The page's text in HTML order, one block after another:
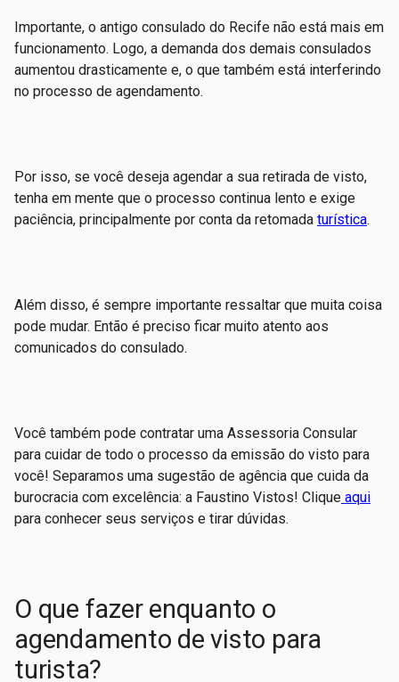
Importante, o antigo consulado do Recife não está mais em
funcionamento. Logo, a demanda dos demais consulados
aumentou drasticamente e, o que também está interferindo
no processo de agendamento.
Por isso, se você deseja agendar a sua retirada de visto,
tenha em mente que o processo continua lento e exige
paciência, principalmente por conta da retomada turística.
Além disso, é sempre importante ressaltar que muita coisa
pode mudar. Então é preciso ficar muito atento aos
comunicados do consulado.
Você também pode contratar uma Assessoria Consular
para cuidar de todo o processo da emissão do visto para
você! Separamos uma sugestão de agência que cuida da
burocracia com excelência: a Faustino Vistos! Clique aqui
para conhecer seus serviços e tirar dúvidas.
O que fazer enquanto o
agendamento de visto para
turista?